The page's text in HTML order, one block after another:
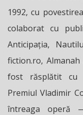
1992, cu
colaborat cu
Anticipația,
fiction.ro,
fost răsplătit cu
Premiul Vladimir
întreaga operă